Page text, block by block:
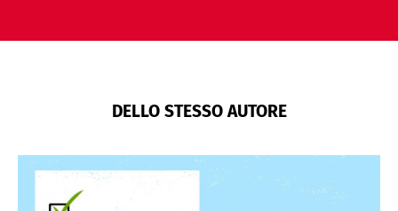
DELLO STESSO AUTORE